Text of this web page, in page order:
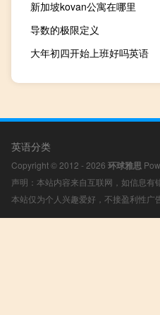
新加坡kovan公寓在哪里
导数的极限定义
大年初四开始上班好吗英语
英语分类
Copyright © 2012 - 2026 环球雅思
声明：本站内容来自互联网，如信息
本站仅为个人兴趣爱好，不接盈利性广